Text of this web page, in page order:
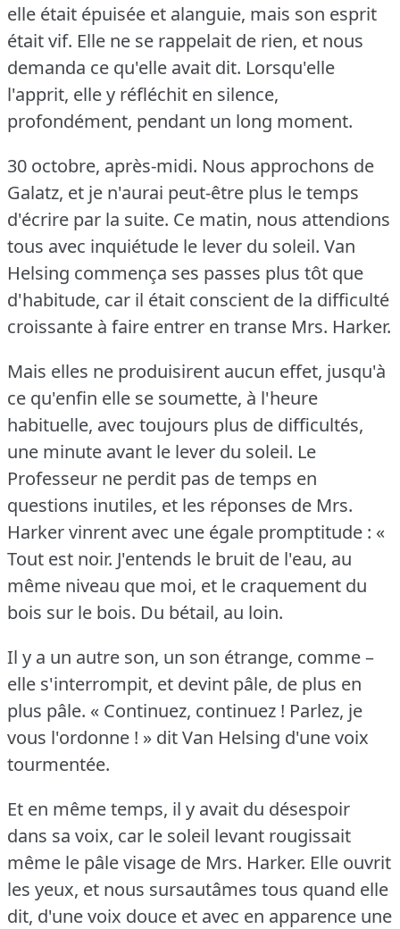
elle était épuisée et alanguie, mais son esprit
était vif. Elle ne se rappelait de rien, et nous
demanda ce qu'elle avait dit. Lorsqu'elle
l'apprit, elle y réfléchit en silence,
profondément, pendant un long moment.
30 octobre, après-midi. Nous approchons de
Galatz, et je n'aurai peut-être plus le temps
d'écrire par la suite. Ce matin, nous attendions
tous avec inquiétude le lever du soleil. Van
Helsing commença ses passes plus tôt que
d'habitude, car il était conscient de la difficulté
croissante à faire entrer en transe Mrs. Harker.
Mais elles ne produisirent aucun effet, jusqu'à
ce qu'enfin elle se soumette, à l'heure
habituelle, avec toujours plus de difficultés,
une minute avant le lever du soleil. Le
Professeur ne perdit pas de temps en
questions inutiles, et les réponses de Mrs.
Harker vinrent avec une égale promptitude : «
Tout est noir. J'entends le bruit de l'eau, au
même niveau que moi, et le craquement du
bois sur le bois. Du bétail, au loin.
Il y a un autre son, un son étrange, comme –
elle s'interrompit, et devint pâle, de plus en
plus pâle. « Continuez, continuez ! Parlez, je
vous l'ordonne ! » dit Van Helsing d'une voix
tourmentée.
Et en même temps, il y avait du désespoir
dans sa voix, car le soleil levant rougissait
même le pâle visage de Mrs. Harker. Elle ouvrit
les yeux, et nous sursautâmes tous quand elle
dit, d'une voix douce et avec en apparence une